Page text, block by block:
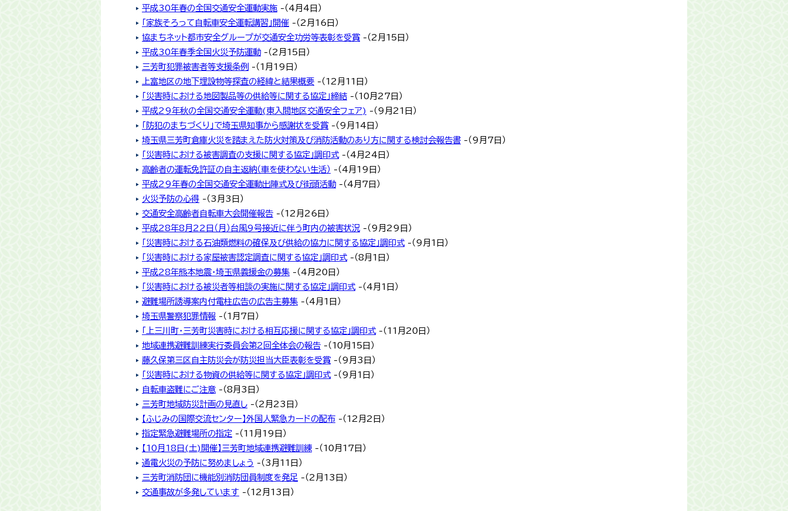
平成30年春の全国交通安全運動実施 -（4月4日）
「家族そろって自転車安全運転講習」開催 -（2月16日）
協まちネット都市安全グループが交通安全功労等表彰を受賞 -（2月15日）
平成30年春季全国火災予防運動 -（2月15日）
三芳町犯罪被害者等支援条例 -（1月19日）
上富地区の地下埋設物等探査の経緯と結果概要 -（12月11日）
「災害時における地図製品等の供給等に関する協定」締結 -（10月27日）
平成29年秋の全国交通安全運動(東入間地区交通安全フェア) -（9月21日）
「防犯のまちづくり」で埼玉県知事から感謝状を受賞 -（9月14日）
埼玉県三芳町倉庫火災を踏まえた防火対策及び消防活動のあり方に関する検討会報告書 -（9月7日）
「災害時における被害調査の支援に関する協定」調印式-（4月24日）
高齢者の運転免許証の自主返納（車を使わない生活） -（4月19日）
平成29年春の全国交通安全運動出陣式及び街頭活動 -（4月7日）
火災予防の心得 -（3月3日）
交通安全高齢者自転車大会開催報告 -（12月26日）
平成28年8月22日（月）台風9号接近に伴う町内の被害状況 -（9月29日）
「災害時における石油類燃料の確保及び供給の協力に関する協定」調印式-（9月1日）
「災害時における家屋被害認定調査に関する協定」調印式-（8月1日）
平成28年熊本地震・埼玉県義援金の募集 -（4月20日）
「災害時における被災者等相談の実施に関する協定」調印式-（4月1日）
避難場所誘導案内付電柱広告の広告主募集 -（4月1日）
埼玉県警察犯罪情報 -（1月7日）
「上三川町・三芳町災害時における相互応援に関する協定」調印式-（11月20日）
地域連携避難訓練実行委員会第2回全体会の報告 -（10月15日）
藤久保第三区自主防災会が防災担当大臣表彰を受賞 -（9月3日）
「災害時における物資の供給等に関する協定」調印式-（9月1日）
自転車盗難にご注意 -（8月3日）
三芳町地域防災計画の見直し -（2月23日）
【ふじみの国際交流センター】外国人緊急カードの配布 -（12月2日）
指定緊急避難場所の指定 -（11月19日）
【10月18日(土)開催】三芳町地域連携避難訓練 -（10月17日）
通電火災の予防に努めましょう -（3月11日）
三芳町消防団に機能別消防団員制度を発足 -（2月13日）
交通事故が多発しています -（12月13日）